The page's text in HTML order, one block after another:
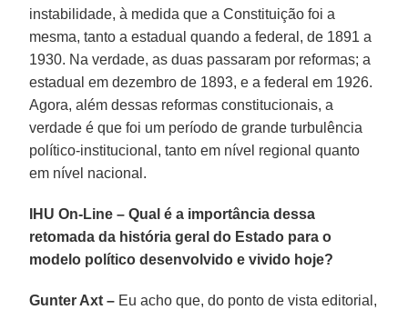
instabilidade, à medida que a Constituição foi a
mesma, tanto a estadual quando a federal, de 1891 a
1930. Na verdade, as duas passaram por reformas; a
estadual em dezembro de 1893, e a federal em 1926.
Agora, além dessas reformas constitucionais, a
verdade é que foi um período de grande turbulência
político-institucional, tanto em nível regional quanto
em nível nacional.
IHU On-Line – Qual é a importância dessa
retomada da história geral do Estado para o
modelo político desenvolvido e vivido hoje?
Gunter Axt – Eu acho que, do ponto de vista editorial,